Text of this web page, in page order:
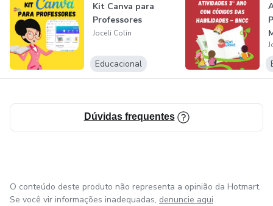
Kit Canva para
Professores
Joceli Colin
Educacional
Dúvidas frequentes
O conteúdo deste produto não representa a opinião da Hotmart.
Se você vir informações inadequadas, denuncie aqui